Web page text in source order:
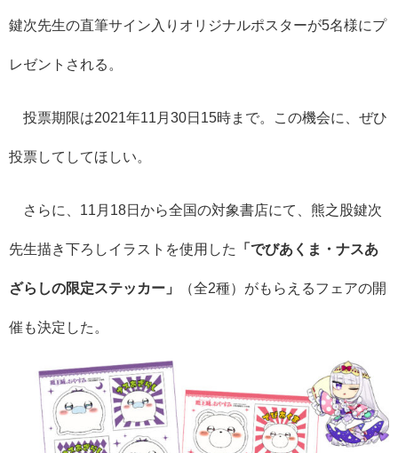
鍵次先生の直筆サイン入りオリジナルポスターが5名様にプ
レゼントされる。
投票期限は2021年11月30日15時まで。この機会に、ぜひ
投票してしてほしい。
さらに、 11月18日から全国の対象書店にて、熊之股鍵次
先生描き下ろしイラストを使用した 「でびあくま・ナスあ
ざらしの限定ステッカー」 （全2種）がもらえるフェアの開
催も決定した。